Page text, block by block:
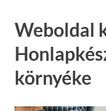
Weboldal
környéke